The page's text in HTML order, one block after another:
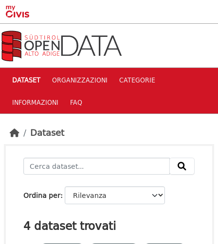
Skip to main content
DATASET ORGANIZZAZIONI CATEGORIE
INFORMAZIONI FAQ
Dataset
Ordina per
4 dataset trovati